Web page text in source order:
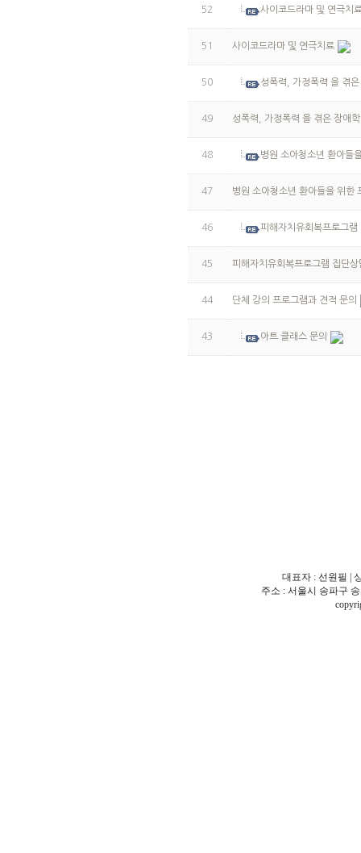
52 사이코드라마 및 연극치
51 사이코드라마 및 연극치료
50 성폭력, 가정폭력 을 겪
49 성폭력, 가정폭력 을 겪은 장애
48 병원 소아청소년 환아들
47 병원 소아청소년 환아들을 위한
46 피해자치유회복프로그
45 피해자치유회복프로그램 집단
44 단체 강의 프로그램과 견적 문의
43 아트 클래스 문의
대표자 : 선원필 |
주소 : 서울시 송파구 송